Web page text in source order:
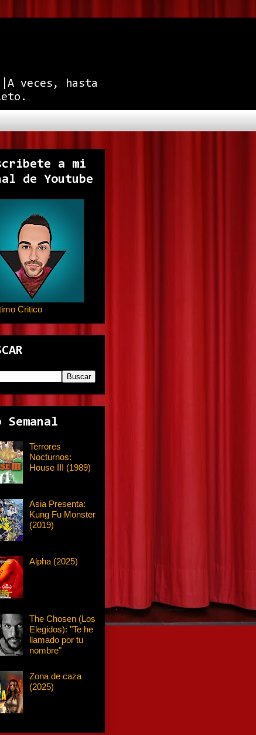
veces, hasta
a mi
de Youtube
Critico
Semanal
Terrores
Nocturnos:
House III (1989)
Asia Presenta:
Kung Fu Monster
(2019)
Alpha (2025)
The Chosen (Los
Elegidos): "Te he
llamado por tu
nombre"
Zona de caza
(2025)